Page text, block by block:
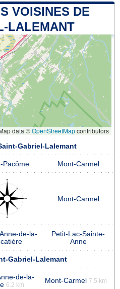
VOISINES DE
LALEMANT
data ©OpenStreetMapcontributors
Gabriel-Lalemant
Pacôme Mont-Carmel
Mont-Carmel
de-la-
Petit-Lac-Sainte-
Anne
Gabriel-Lalemant
de-la-
6.2 km
Mont-Carmel 7.5 km